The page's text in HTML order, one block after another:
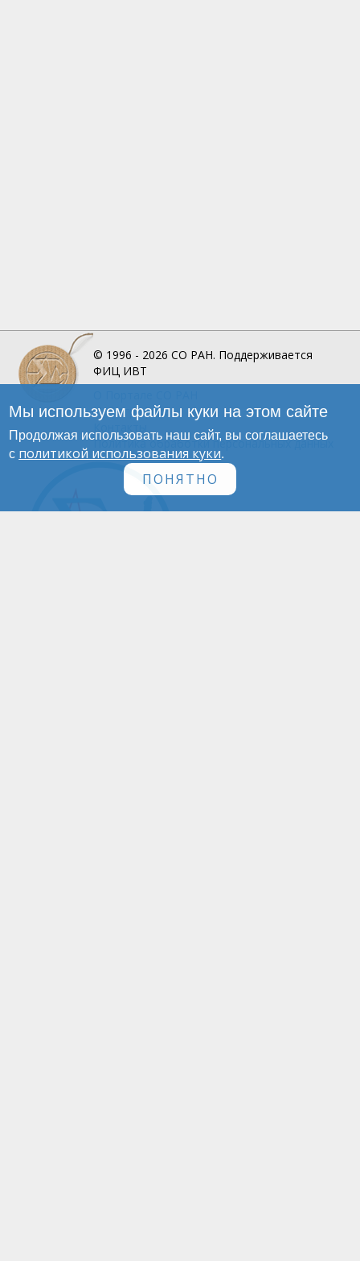
© 1996 - 2026 СО РАН. Поддерживается
ФИЦ ИВТ
Инфографика
Политика обработки персональных данных
Мы используем файлы куки на этом сайте
Продолжая использовать наш сайт, вы соглашаетесь
с политикой использования куки.
ПОНЯТНО